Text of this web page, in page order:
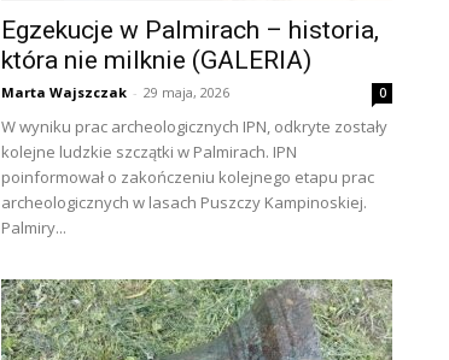
Egzekucje w Palmirach – historia,
która nie milknie (GALERIA)
Marta Wajszczak - 29 maja, 2026 0
W wyniku prac archeologicznych IPN, odkryte zostały
kolejne ludzkie szczątki w Palmirach. IPN
poinformował o zakończeniu kolejnego etapu prac
archeologicznych w lasach Puszczy Kampinoskiej.
Palmiry...